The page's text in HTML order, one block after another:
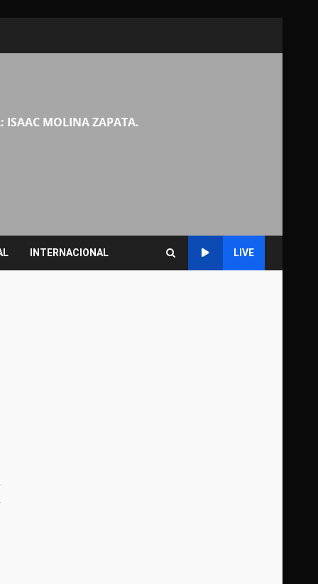
ISAAC MOLINA ZAPATA.
INTERNACIONAL LIVE